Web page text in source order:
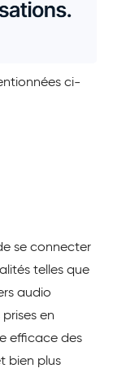
ci-
se connecter
telles que
audio
en
efficace des
bien plus